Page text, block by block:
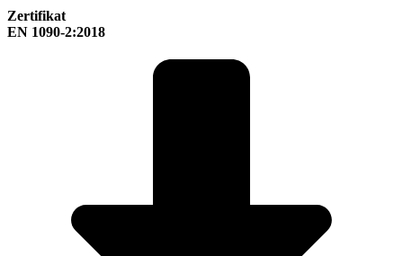
Zertifikat
EN 1090-2:2018